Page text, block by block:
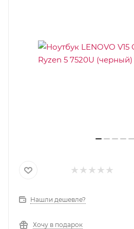
Нашли дешевле?
Хочу в подарок